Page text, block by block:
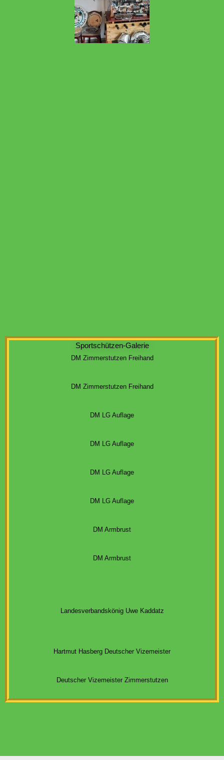
Sportschützen-Galerie
DM Zimmerstutzen Freihand
DM Zimmerstutzen Freihand
DM LG Auflage
DM LG Auflage
DM LG Auflage
DM LG Auflage
DM Armbrust
DM Armbrust
Landesverbandskönig Uwe Kaddatz
Hartmut Hasberg Deutscher Vizemeister
Deutscher Vizemeister Zimmerstutzen